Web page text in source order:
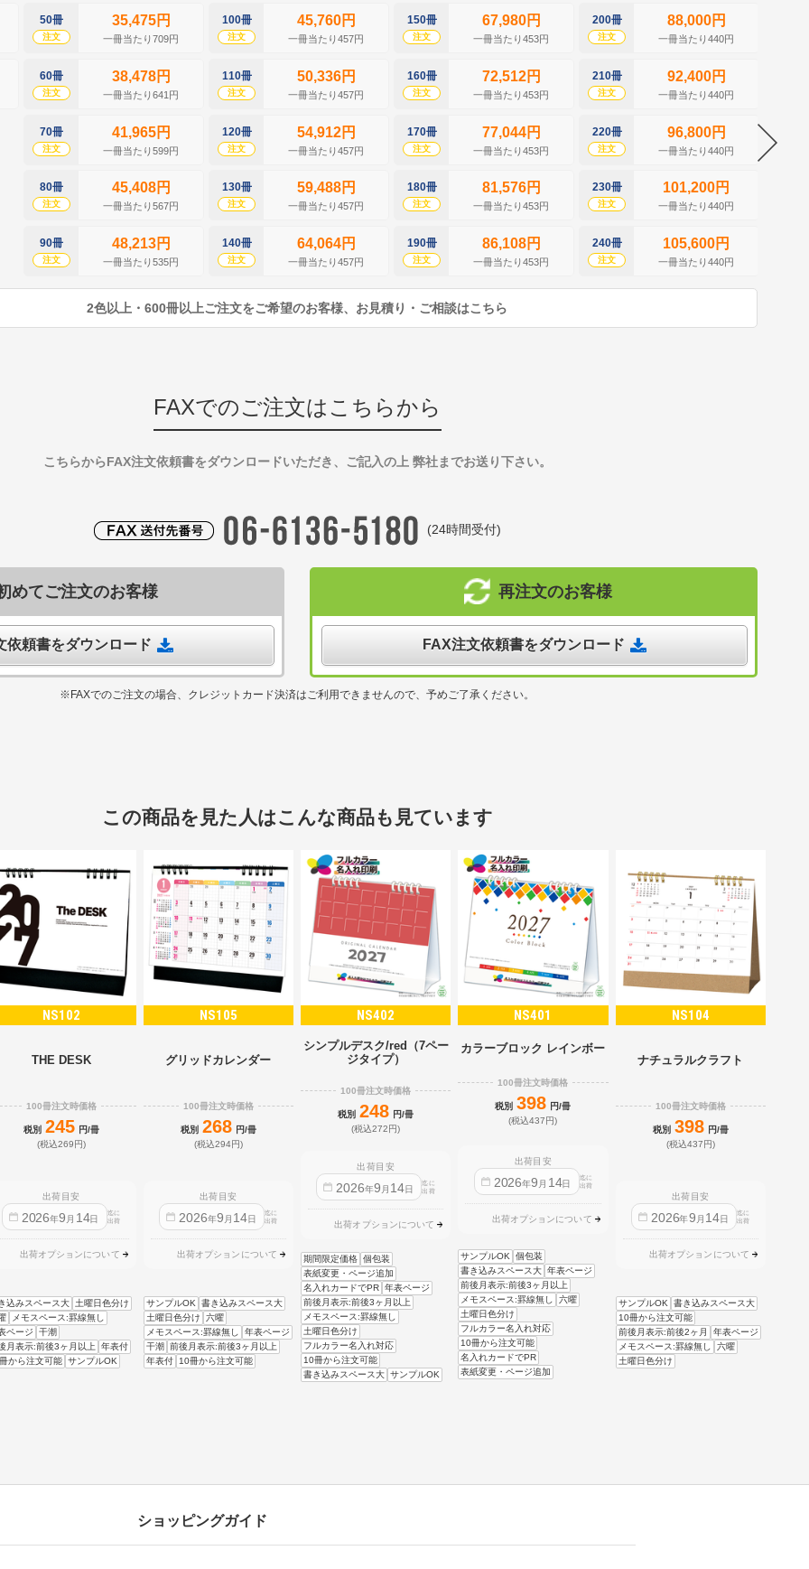
50冊
注文
35,475円
一冊当たり709円
60冊
注文
38,478円
一冊当たり641円
70冊
注文
41,965円
一冊当たり599円
80冊
注文
45,408円
一冊当たり567円
90冊
注文
48,213円
一冊当たり535円
100冊
注文
45,760円
一冊当たり457円
110冊
注文
50,336円
一冊当たり457円
120冊
注文
54,912円
一冊当たり457円
130冊
注文
59,488円
一冊当たり457円
140冊
注文
64,064円
一冊当たり457円
150冊
注文
67,980円
一冊当たり453円
160冊
注文
72,512円
一冊当たり453円
170冊
注文
77,044円
一冊当たり453円
180冊
注文
81,576円
一冊当たり453円
190冊
注文
86,108円
一冊当たり453円
200冊
注文
88,000円
一冊当たり440円
210冊
注文
92,400円
一冊当たり440円
220冊
注文
96,800円
一冊当たり440円
230冊
注文
101,200円
一冊当たり440円
240冊
注文
105,600円
一冊当たり440円
2色以上・600冊以上ご注文をご希望のお客様、お見積り・ご相談はこちら
FAXでのご注文はこちらから
こちらからFAX注文依頼書をダウンロードいただき、ご記入の上 弊社までお送り下さい。
(24時間受付)
めてご注文のお客様
依頼書をダウンロード
再注文のお客様
FAX注文依頼書をダウンロード
※FAXでのご注文の場合、クレジットカード決済はご利用できませんので、予めご了承ください。
この商品を見た人はこんな商品も見ています
NS102
THE DESK
100冊注文時価格
税別 245 円/冊
(税込269円)
出荷目安
2026年9 月 14日
迄に
出荷
出荷オプションについて
込みスペース大
土曜日色分け
メモスペース:罫線無し
ページ
干潮
月表示:前後3ヶ月以上
年表付
から注文可能 サンプルOK
NS105
グリッドカレンダー
100冊注文時価格
税別 268 円/冊
(税込294円)
出荷目安
2026年9 月 14日
迄に
出荷
出荷オプションについて
サンプルOK
書き込みスペース大
土曜日色分け
六曜
メモスペース:罫線無し
年表ページ
干潮 前後月表示:前後3ヶ月以上
年表付
10冊から注文可能
NS402
シンプルデスク/red（7ペー
ジタイプ）
100冊注文時価格
税別 248 円/冊
(税込272円)
出荷目安
2026年9 月 14日
迄に
出荷
出荷オプションについて
期間限定価格 個包装
表紙変更・ページ追加
名入れカードでPR 年表ページ
前後月表示:前後3ヶ月以上
メモスペース:罫線無し
土曜日色分け
フルカラー名入れ対応
10冊から注文可能
書き込みスペース大 サンプルOK
NS401
カラーブロック レインボー
100冊注文時価格
税別 398 円/冊
(税込437円)
出荷目安
2026年9 月 14日
迄に
出荷
出荷オプションについて
サンプルOK 個包装
書き込みスペース大 年表ページ
前後月表示:前後3ヶ月以上
メモスペース:罫線無し
六曜
土曜日色分け
フルカラー名入れ対応
10冊から注文可能
名入れカードでPR
表紙変更・ページ追加
NS104
ナチュラルクラフト
100冊注文時価格
税別 398 円/冊
(税込437円)
出荷目安
2026年9 月 14日
迄に
出荷
出荷オプションについて
サンプルOK
書き込みスペース大
10冊から注文可能
前後月表示:前後2ヶ月
年表ページ
メモスペース:罫線無し
六曜
土曜日色分け
ショッピングガイド